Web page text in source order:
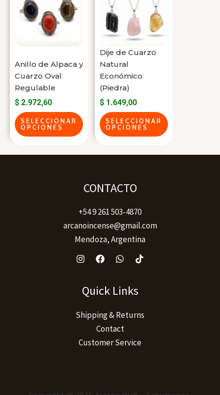
Anillo de Alpaca y
Cuarzo Oval
Regulable
$ 2.972,60
SELECCIONAR
OPCIONES
tiene
varias
variantes.
opciones
se
pueden
elegir
en
la
Dije de Cuarzo
Natural
Económico
(Piedra)
$ 1.649,00
SELECCIONAR
OPCIONES
tiene
varias
variantes.
Las
opciones
se
pueden
elegir
en
la
CONTACTO
+54 9 261 503-4870
arcanoincense@gmail.com
Mendoza, Argentina
Quick Links
Shipping & Returns
Contact
Customer Service